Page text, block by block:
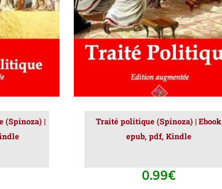
(Spinoza) |
Traité politique (Spinoza) | Ebook
epub, pdf, Kindle
0.99€